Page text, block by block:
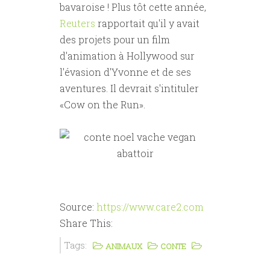
bavaroise ! Plus tôt cette année,
Reuters rapportait qu'il y avait
des projets pour un film
d'animation à Hollywood sur
l'évasion d'Yvonne et de ses
aventures. Il devrait s'intituler
«Cow on the Run».
Source: https://www.care2.com
Share This:
Tags: ANIMAUX
CONTE